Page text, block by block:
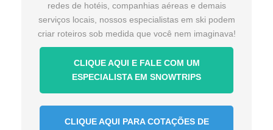
redes de hotéis, companhias aéreas e demais
serviços locais, nossos especialistas em ski podem
criar roteiros sob medida que você nem imaginava!
CLIQUE AQUI E FALE COM UM
ESPECIALISTA EM SNOWTRIPS
CLIQUE AQUI PARA COTAÇÕES DE